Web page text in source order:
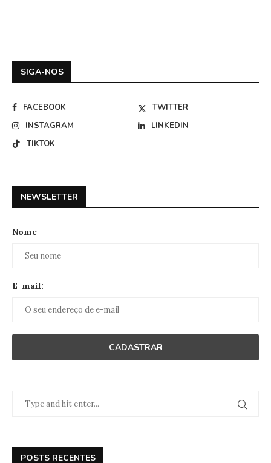
SIGA-NOS
FACEBOOK
TWITTER
INSTAGRAM
LINKEDIN
TIKTOK
NEWSLETTER
Nome
E-mail:
POSTS RECENTES